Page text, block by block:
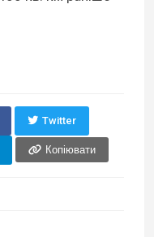
Twitter
Копіювати